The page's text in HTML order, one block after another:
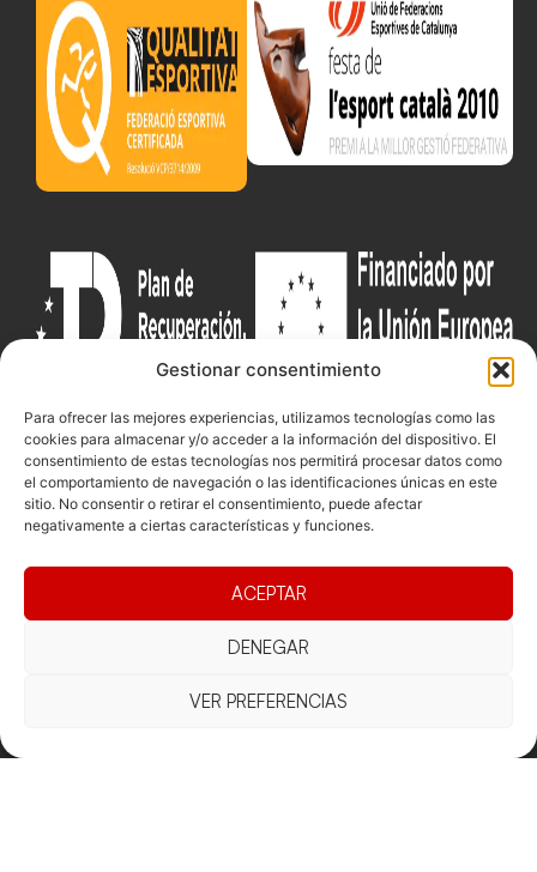
Gestionar consentimiento
Para ofrecer las mejores experiencias, utilizamos tecnologías como las
cookies para almacenar y/o acceder a la información del dispositivo. El
consentimiento de estas tecnologías nos permitirá procesar datos como
el comportamiento de navegación o las identificaciones únicas en este
sitio. No consentir o retirar el consentimiento, puede afectar
negativamente a ciertas características y funciones.
ACEPTAR
DENEGAR
VER PREFERENCIAS
Federació
Competicions
Competiciones
Vólei neu
Documentacio
Funcionament
Eleccions
Contacte
Carrer de les
16, 5ºC,
Barcelona